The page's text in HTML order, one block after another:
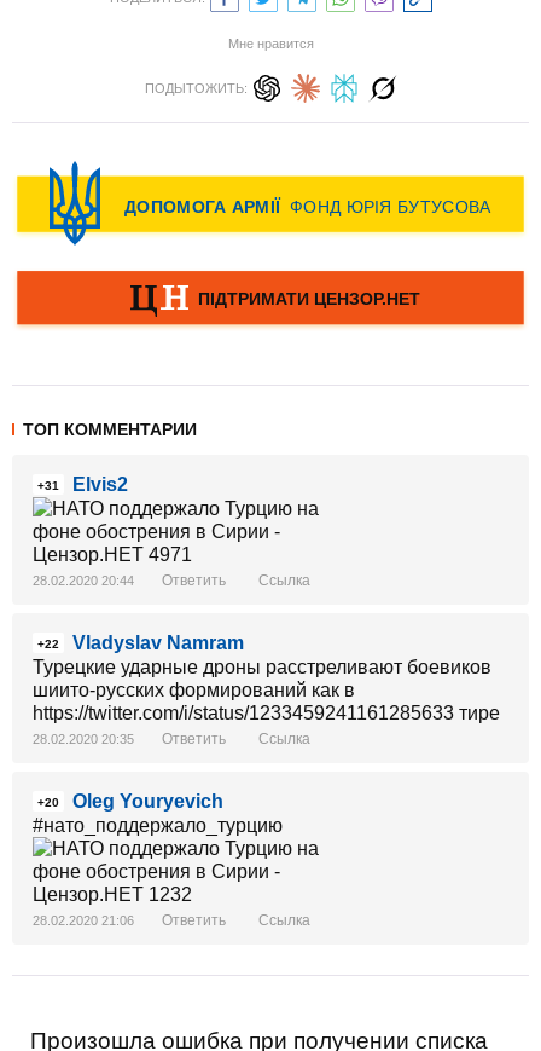
Мне нравится
ПОДЫТОЖИТЬ:
ТОП КОММЕНТАРИИ
+31 Elvis2
28.02.2020 20:44 Ответить Ссылка
+22
Vladyslav Namram
Турецкие ударные дроны расстреливают боевиков
шиито-русских формирований как в
https://twitter.com/i/status/1233459241161285633 тире
28.02.2020 20:35 Ответить Ссылка
+20
Oleg Youryevich
#нато_поддержало_турцию
28.02.2020 21:06 Ответить Ссылка
Произошла ошибка при получении списка